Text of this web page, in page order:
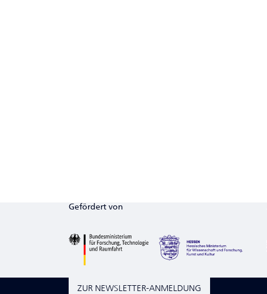
Gefördert von
ZUR NEWSLETTER-ANMELDUNG